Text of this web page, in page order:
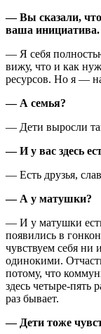
— Вы сказали, что
ваша
— Я себя
вижу, что и как
ресурсов. Но я — на
— А семья?
— Дети выросли
— И у вас здесь
— Есть друзья,
— А у матушки?
— И у матушки
появились в
чувствуем себя
одинокими.
потому, что
здесь четыре-пять
раз бывает.
— Дети тоже